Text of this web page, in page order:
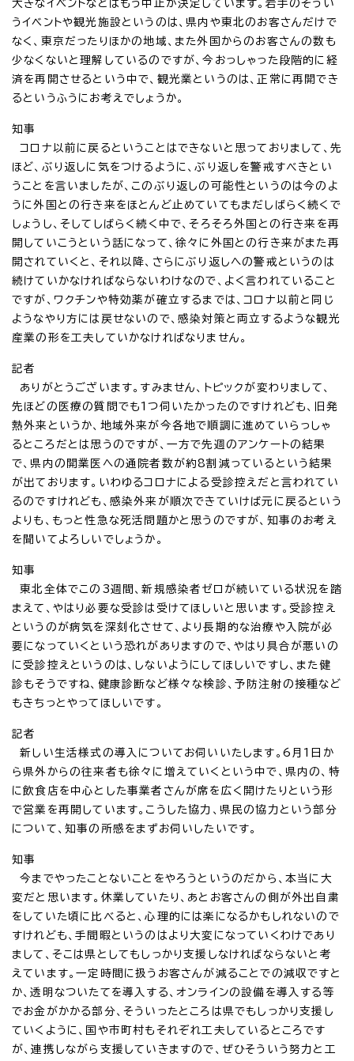
大きなイベントなどはもう中止が決定しています。岩手のそうい
うイベントや観光施設というのは、県内や東北のお客さんだけで
なく、東京だったりほかの地域、また外国からのお客さんの数も
少なくないと理解しているのですが、今おっしゃった段階的に経
済を再開させるという中で、観光業というのは、正常に再開でき
るというふうにお考えでしょうか。
知事
コロナ以前に戻るということはできないと思っておりまして、先
ほど、ぶり返しに気をつけるように、ぶり返しを警戒すべきとい
うことを言いましたが、このぶり返しの可能性というのは今のよ
うに外国との行き来をほとんど止めていてもまだしばらく続くで
しょうし、そしてしばらく続く中で、そろそろ外国との行き来を再
開していこうという話になって、徐々に外国との行き来がまた再
開されていくと、それ以降、さらにぶり返しへの警戒というのは
続けていかなければならないわけなので、よく言われていること
ですが、ワクチンや特効薬が確立するまでは、コロナ以前と同じ
ようなやり方には戻せないので、感染対策と両立するような観光
産業の形を工夫していかなければなりません。
記者
ありがとうございます。すみません、トピックが変わりまして、
先ほどの医療の質問でも1つ伺いたかったのですけれども、旧発
熱外来というか、地域外来が今各地で順調に進めていらっしゃ
るところだとは思うのですが、一方で先週のアンケートの結果
で、県内の開業医への通院者数が約8割減っているという結果
が出ております。いわゆるコロナによる受診控えだと言われてい
るのですけれども、感染外来が順次できていけば元に戻るという
よりも、もっと性急な死活問題かと思うのですが、知事のお考え
を聞いてよろしいでしょうか。
知事
東北全体でこの3週間、新規感染者ゼロが続いている状況を踏
まえて、やはり必要な受診は受けてほしいと思います。受診控え
というのが病気を深刻化させて、より長期的な治療や入院が必
要になっていくという恐れがありますので、やはり具合が悪いの
に受診控えというのは、しないようにしてほしいですし、また健
診もそうですね、健康診断など様々な検診、予防注射の接種など
もきちっとやってほしいです。
記者
新しい生活様式の導入についてお伺いいたします。6月1日か
ら県外からの往来者も徐々に増えていくという中で、県内の、特
に飲食店を中心とした事業者さんが席を広く開けたりという形
で営業を再開しています。こうした協力、県民の協力という部分
について、知事の所感をまずお伺いしたいです。
知事
今までやったことないことをやろうというのだから、本当に大
変だと思います。休業していたり、あとお客さんの側が外出自粛
をしていた頃に比べると、心理的には楽になるかもしれないので
すけれども、手間暇というのはより大変になっていくわけであり
まして、そこは県としてもしっかり支援しなければならないと考
えています。一定時間に扱うお客さんが減ることでの減収ですと
か、透明なついたてを導入する、オンラインの設備を導入する等
でお金がかかる部分、そういったところは県でもしっかり支援し
ていくように、国や市町村もそれぞれ工夫しているところです
が、連携しながら支援していきますので、ぜひそういう努力と工